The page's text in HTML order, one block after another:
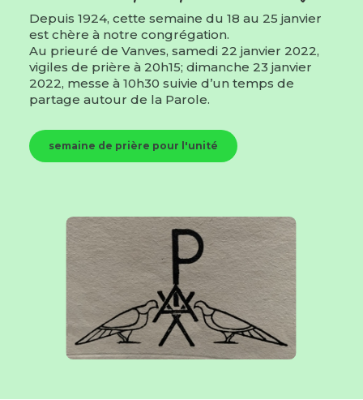
Depuis 1924, cette semaine du 18 au 25 janvier
est chère à notre congrégation.
Au prieuré de Vanves, samedi 22 janvier 2022,
vigiles de prière à 20h15; dimanche 23 janvier
2022, messe à 10h30 suivie d’un temps de
partage autour de la Parole.
semaine de prière pour l'unité